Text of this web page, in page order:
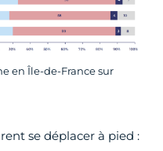
en Île-de-France sur
se déplacer à pied :